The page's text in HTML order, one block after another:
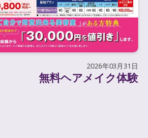
2026年03月31日
無料ヘアメイク体験